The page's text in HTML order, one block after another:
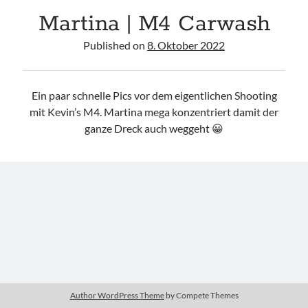
Camry Gen3
Imprint
Martina | M4 Carwash
Published on 8. Oktober 2022
Ein paar schnelle Pics vor dem eigentlichen Shooting
mit Kevin’s M4. Martina mega konzentriert damit der
ganze Dreck auch weggeht 😀
Author WordPress Themeby Compete Themes